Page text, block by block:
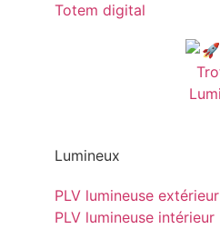
Totem digital
Lumineux
PLV lumineuse extérieur
PLV lumineuse intérieur